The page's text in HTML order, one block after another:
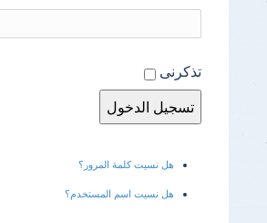
تذكرنى
هل نسيت كلمة المرور؟
هل نسيت اسم المستخدم؟